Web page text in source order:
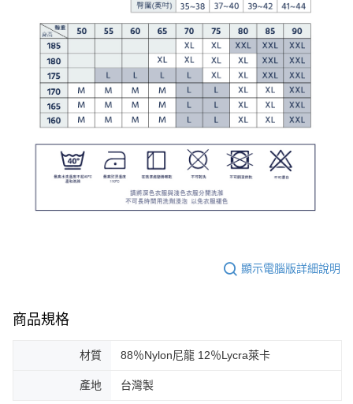
顯示電腦版詳細說明
商品規格
材質 88％Nylon尼龍 12％Lycra萊卡
產地 台灣製